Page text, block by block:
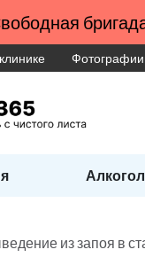
Фотографии
из запоя в